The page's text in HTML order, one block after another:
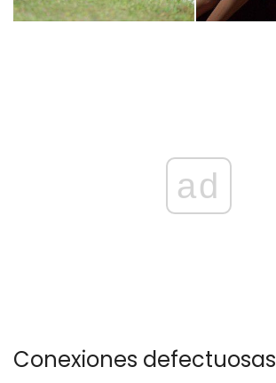
ad
Conexiones defectuosas